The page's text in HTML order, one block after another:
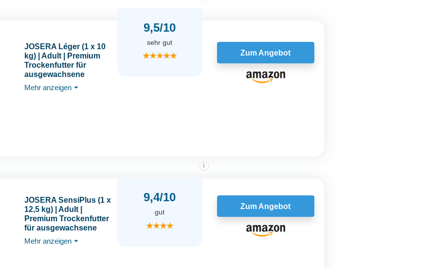
JOSERA Léger (1 x 10
kg) | Adult | Premium
Trockenfutter für
ausgewachsene
sterilisierte oder
übergewichtige Katzen
Mehr anzeigen ⏷
9,5/10
sehr gut
★★★★★ Zum Angebot
JOSERA SensiPlus (1 x
12,5 kg) | Adult |
Premium Trockenfutter
für ausgewachsene
empfindliche Hunde |
Ente & Reis | mit viel
Mehr anzeigen ⏷
9,4/10
i
gut
★★★★
Zum Angebot